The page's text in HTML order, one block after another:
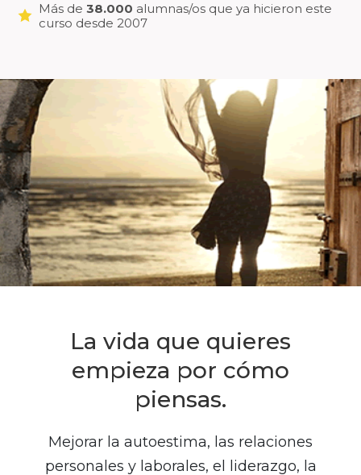
Más de 38.000 alumnas/os que ya hicieron este
curso desde 2007
La vida que quieres
empieza por cómo
piensas.
Mejorar la autoestima, las relaciones
personales y laborales, el liderazgo, la